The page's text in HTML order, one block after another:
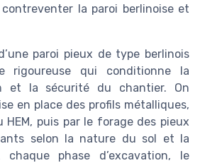
la paroi berlinoise et
paroi pieux de type berlinois
rigoureuse qui conditionne la
et la sécurité du chantier. On
en place des profils métalliques,
HEM, puis par le forage des pieux
selon la nature du sol et la
chaque phase d’excavation, le